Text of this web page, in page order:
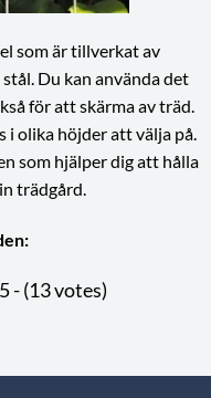
som är tillverkat av
Du kan använda det
för att skärma av träd.
i olika höjder att välja på.
som hjälper dig att hålla
trädgård.
- (13 votes)